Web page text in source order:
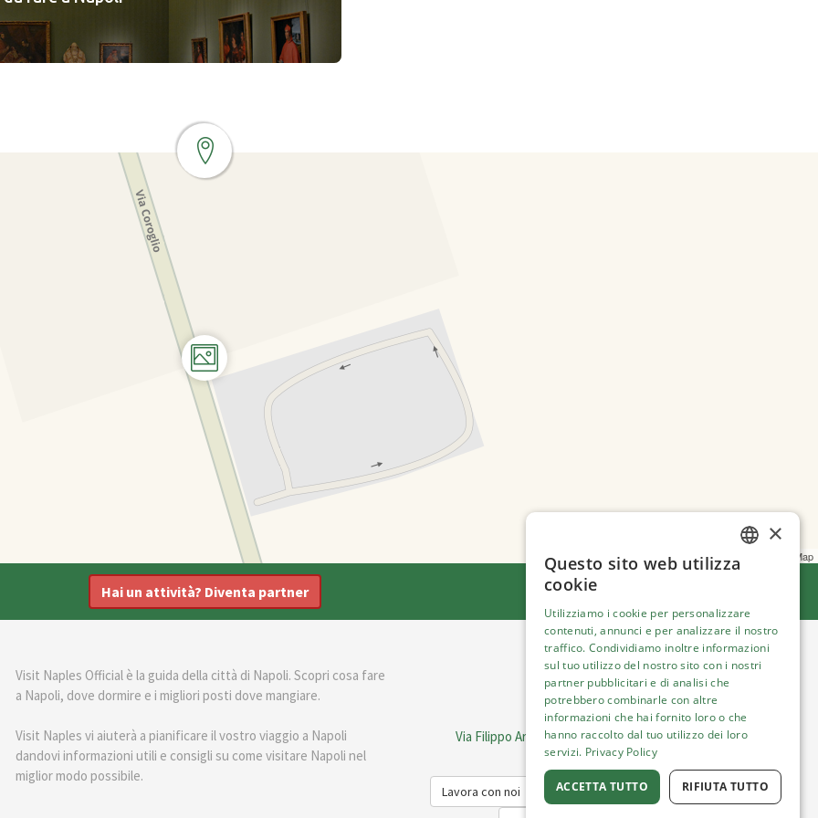
Leaflet OpenStreetMap
Hai un attività? Diventa partner
Visit Naples Official è la guida della città di Napoli. Scopri cosa fare
a Napoli, dove dormire e i migliori posti dove mangiare.
Visit Naples vi aiuterà a pianificare il vostro viaggio a Napoli
dandovi informazioni utili e consigli su come visitare Napoli nel
miglior modo possibile.
Italiano
Visit Italy Srl
Via Filippo Argelati, 10, 20143 Milano | P.IVA 08368951219
Capitale Sociale 50.000€
Lavora con noi Cookie Policy
Informativa sulla privacy
×
Questo sito web utilizza
cookie
Utilizziamo i cookie per personalizzare
contenuti, annunci e per analizzare il nostro
traffico. Condividiamo inoltre informazioni
sul tuo utilizzo del nostro sito con i nostri
partner pubblicitari e di analisi che
potrebbero combinarle con altre
informazioni che hai fornito loro o che
hanno raccolto dal tuo utilizzo dei loro
servizi. Privacy Policy
ACCETTA TUTTO RIFIUTA TUTTO